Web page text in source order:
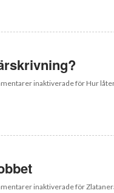
inaktiveradeför Hur
inaktiveradeför